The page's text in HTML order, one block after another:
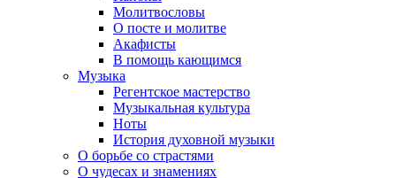
Молитвословы
О посте и молитве
Акафисты
В помощь кающимся
Музыка
Регентское мастерство
Музыкальная культура
Ноты
История духовной музыки
О борьбе со страстями
О чудесах и знамениях